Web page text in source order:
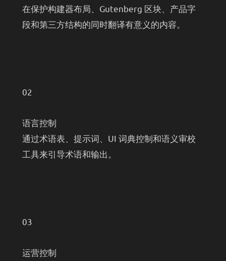
在保护构建器布局、Gutenberg 区块、产品字
段和第三方结构的同时翻译有意义的内容。
02
语言控制
通过术语表、提示词、UI 词典控制和语义审校
工具来引导术语和输出。
03
运营控制